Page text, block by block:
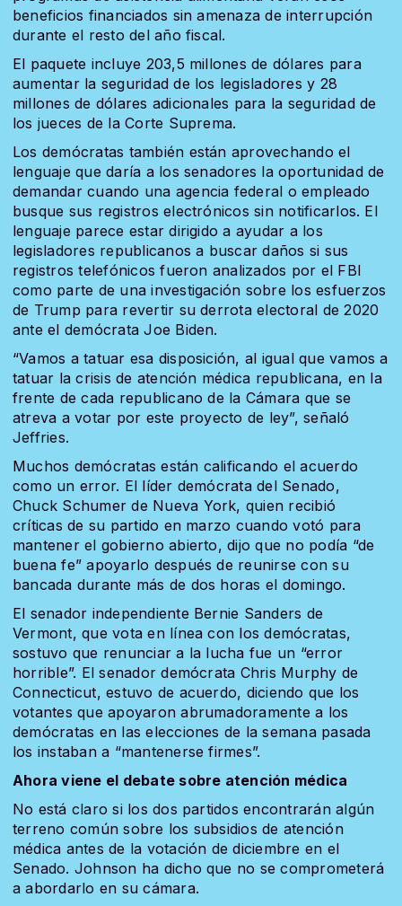
beneficios financiados sin amenaza de interrupción
durante el resto del año fiscal.
El paquete incluye 203,5 millones de dólares para
aumentar la seguridad de los legisladores y 28
millones de dólares adicionales para la seguridad de
los jueces de la Corte Suprema.
Los demócratas también están aprovechando el
lenguaje que daría a los senadores la oportunidad de
demandar cuando una agencia federal o empleado
busque sus registros electrónicos sin notificarlos. El
lenguaje parece estar dirigido a ayudar a los
legisladores republicanos a buscar daños si sus
registros telefónicos fueron analizados por el FBI
como parte de una investigación sobre los esfuerzos
de Trump para revertir su derrota electoral de 2020
ante el demócrata Joe Biden.
“Vamos a tatuar esa disposición, al igual que vamos a
tatuar la crisis de atención médica republicana, en la
frente de cada republicano de la Cámara que se
atreva a votar por este proyecto de ley”, señaló
Jeffries.
Muchos demócratas están calificando el acuerdo
como un error. El líder demócrata del Senado,
Chuck Schumer de Nueva York, quien recibió
críticas de su partido en marzo cuando votó para
mantener el gobierno abierto, dijo que no podía “de
buena fe” apoyarlo después de reunirse con su
bancada durante más de dos horas el domingo.
El senador independiente Bernie Sanders de
Vermont, que vota en línea con los demócratas,
sostuvo que renunciar a la lucha fue un “error
horrible”. El senador demócrata Chris Murphy de
Connecticut, estuvo de acuerdo, diciendo que los
votantes que apoyaron abrumadoramente a los
demócratas en las elecciones de la semana pasada
los instaban a “mantenerse firmes”.
Ahora viene el debate sobre atención médica
No está claro si los dos partidos encontrarán algún
terreno común sobre los subsidios de atención
médica antes de la votación de diciembre en el
Senado. Johnson ha dicho que no se comprometerá
a abordarlo en su cámara.